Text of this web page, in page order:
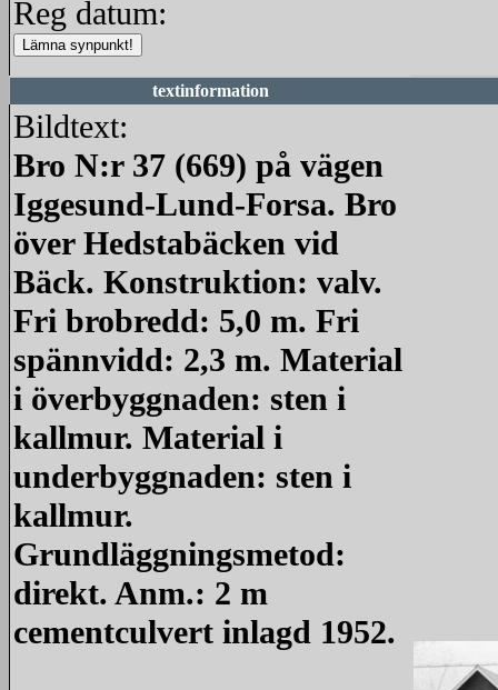
Reg datum:
textinformation
Bildtext:
Bro N:r 37 (669) på vägen
Iggesund-Lund-Forsa. Bro
över Hedstabäcken vid
Bäck. Konstruktion: valv.
Fri brobredd: 5,0 m. Fri
spännvidd: 2,3 m. Material
i överbyggnaden: sten i
kallmur. Material i
underbyggnaden: sten i
kallmur.
Grundläggningsmetod:
direkt. Anm.: 2 m
cementculvert inlagd 1952.